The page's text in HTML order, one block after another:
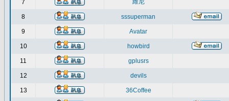
7 維尼
8 sssuperman
9 Avatar
10 howbird
11 gplusrs
12 devils
13 36Coffee